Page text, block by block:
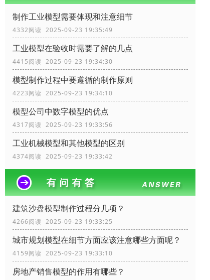
制作工业模型需要体现和注意细节
4332阅读 2025-09-23 19:35:49
工业模型在验收时需要了解的几点
4415阅读 2025-09-23 19:34:30
模型制作过程中要遵循的制作原则
4223阅读 2025-09-23 19:34:10
模型公司中数字模型的优点
4317阅读 2025-09-23 19:33:56
工业机械模型和其他模型的区别
4374阅读 2025-09-23 19:33:42
建筑沙盘模型制作过程分几项？
4266阅读 2025-09-23 19:33:25
城市规划模型在细节方面应该注意哪些方面呢？
4159阅读 2025-09-23 19:33:10
房地产销售模型的作用有哪些？